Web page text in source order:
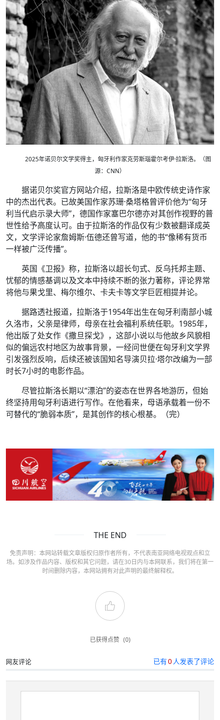
2025年诺贝尔文学奖得主，匈牙利作家克劳斯瑙霍尔考伊·拉斯洛。（图
源：CNN）
据诺贝尔奖官方网站介绍，拉斯洛是中欧传统史诗作家
中的杰出代表。已故美国作家苏珊·桑塔格曾评价他为“匈牙
利当代启示录大师”，德国作家塞巴尔德亦对其创作视野的普
世性给予高度认可。由于拉斯洛的作品仅有少数被翻译成英
文，文学评论家詹姆斯·伍德还曾写道，他的书“像稀有货币
一样被广泛传播”。
英国《卫报》称，拉斯洛以超长句式、反乌托邦主题、
忧郁的情感基调以及文本中持续不断的张力著称，评论界常
将他与果戈里、梅尔维尔、卡夫卡等文学巨匠相提并论。
据路透社报道，拉斯洛于1954年出生在匈牙利南部小城
久洛市，父亲是律师，母亲在社会福利系统任职。1985年，
他出版了处女作《撒旦探戈》，这部小说以与他故乡风貌相
似的偏远农村地区为故事背景，一经问世便在匈牙利文学界
引发强烈反响，后续还被该国知名导演贝拉·塔尔改编为一部
时长7小时的电影作品。
尽管拉斯洛长期以“漂泊”的姿态在世界各地游历，但始
终坚持用匈牙利语进行写作。在他看来，母语承载着一份不
可替代的“脆弱本质”，是其创作的核心根基。（完）
THE END
免责声明：本网站转载文章版权归原作者所有，不代表南亚网络电视观点和立
场。如涉及作品内容、版权和其它问题，请在30日内与本网联系，我们将在第一
时间删除内容，本网站拥有对此声明的最终解释权。
已获得点赞 (0)
网友评论 已有0人发表了评论